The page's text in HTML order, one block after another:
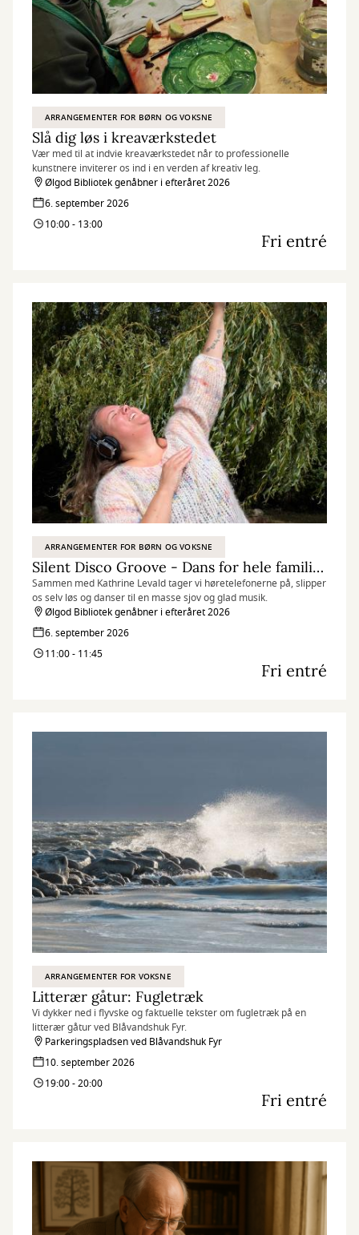
ARRANGEMENTER FOR BØRN OG VOKSNE
Slå dig løs i kreaværkstedet
Vær med til at indvie kreaværkstedet når to professionelle
kunstnere inviterer os ind i en verden af kreativ leg.
Ølgod Bibliotek genåbner i efteråret 2026
6. september 2026
10:00 - 13:00
Fri entré
ARRANGEMENTER FOR BØRN OG VOKSNE
Silent Disco Groove - Dans for hele familien
Sammen med Kathrine Levald tager vi høretelefonerne på, slipper
os selv løs og danser til en masse sjov og glad musik.
Ølgod Bibliotek genåbner i efteråret 2026
6. september 2026
11:00 - 11:45
Fri entré
ARRANGEMENTER FOR VOKSNE
Litterær gåtur: Fugletræk
Vi dykker ned i flyvske og faktuelle tekster om fugletræk på en
litterær gåtur ved Blåvandshuk Fyr.
Parkeringspladsen ved Blåvandshuk Fyr
10. september 2026
19:00 - 20:00
Fri entré